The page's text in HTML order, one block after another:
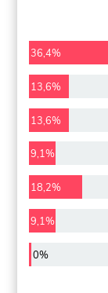
36,4%
13,6%
13,6%
9,1%
18,2%
9,1%
0%